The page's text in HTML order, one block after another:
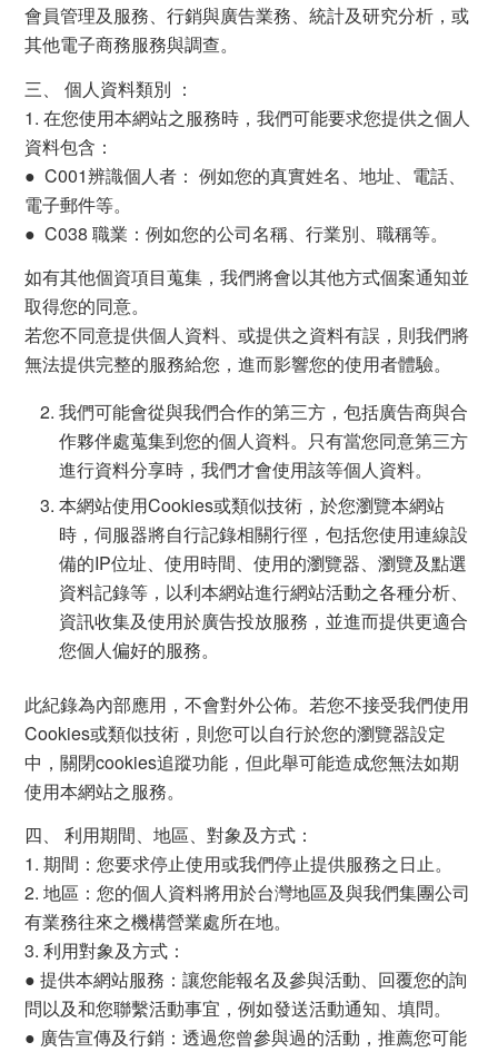
會員管理及服務、行銷與廣告業務、統計及研究分析，或
其他電子商務服務與調查。
三、 個人資料類別 ：
1. 在您使用本網站之服務時，我們可能要求您提供之個人
資料包含：
● C001辨識個人者： 例如您的真實姓名、地址、電話、
電子郵件等。
● C038 職業：例如您的公司名稱、行業別、職稱等。
如有其他個資項目蒐集，我們將會以其他方式個案通知並
取得您的同意。
若您不同意提供個人資料、或提供之資料有誤，則我們將
無法提供完整的服務給您，進而影響您的使用者體驗。
我們可能會從與我們合作的第三方，包括廣告商與合
作夥伴處蒐集到您的個人資料。只有當您同意第三方
進行資料分享時，我們才會使用該等個人資料。
本網站使用Cookies或類似技術，於您瀏覽本網站
時，伺服器將自行記錄相關行徑，包括您使用連線設
備的IP位址、使用時間、使用的瀏覽器、瀏覽及點選
資料記錄等，以利本網站進行網站活動之各種分析、
資訊收集及使用於廣告投放服務，並進而提供更適合
您個人偏好的服務。
此紀錄為內部應用，不會對外公佈。若您不接受我們使用
Cookies或類似技術，則您可以自行於您的瀏覽器設定
中，關閉cookies追蹤功能，但此舉可能造成您無法如期
使用本網站之服務。
四、 利用期間、地區、對象及方式：
1. 期間：您要求停止使用或我們停止提供服務之日止。
2. 地區：您的個人資料將用於台灣地區及與我們集團公司
有業務往來之機構營業處所在地。
3. 利用對象及方式：
● 提供本網站服務：讓您能報名及參與活動、回覆您的詢
問以及和您聯繫活動事宜，例如發送活動通知、填問。
● 廣告宣傳及行銷：透過您曾參與過的活動，推薦您可能